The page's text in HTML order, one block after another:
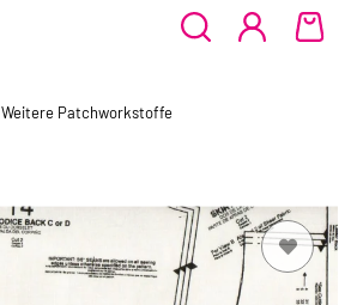
Weitere Patchworkstoffe